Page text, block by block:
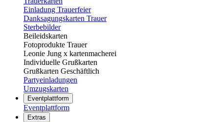
Einladung Trauerfeier
Danksagungskarten Trauer
Sterbebilder
Beileidskarten
Fotoprodukte Trauer
Leonie Jung x kartenmacherei
Individuelle Grußkarten
Grußkarten Geschäftlich
Partyeinladungen
Umzugskarten
Eventplattform
Eventplattform
Extras